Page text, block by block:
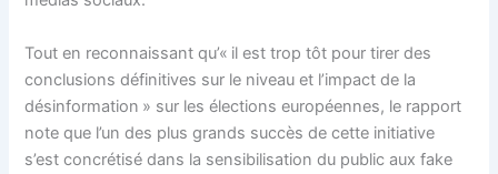
Tout en reconnaissant qu’« il est trop tôt pour tirer des
conclusions définitives sur le niveau et l’impact de la
désinformation » sur les élections européennes, le rapport
note que l’un des plus grands succès de cette initiative
s’est concrétisé dans la sensibilisation du public aux fake